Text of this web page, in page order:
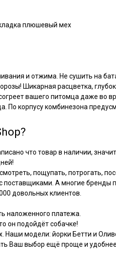
плюшевый мех
и отжима. Не сушить на
Шикарная расцветка,
вашего питомца даже во
По корпусу комбинезона
что товар в наличии,
пощупать, потрогать,
А многие бренды
довольных клиентов.
наложенного платежа.
он подойдёт собачке!
Наши модели: йорки Бетти и
Ваш выбор ещё проще и удобнее.